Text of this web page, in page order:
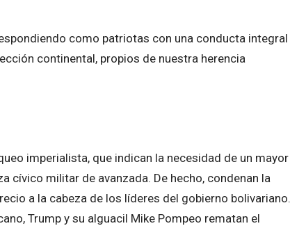
como patriotas con una conducta integral
continental, propios de nuestra herencia
imperialista, que indican la necesidad de un mayor
cívico militar de avanzada. De hecho, condenan la
a la cabeza de los líderes del gobierno bolivariano.
Trump y su alguacil Mike Pompeo rematan el